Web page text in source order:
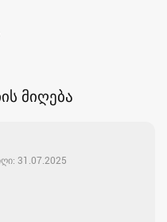
მიღება
31.07.2025